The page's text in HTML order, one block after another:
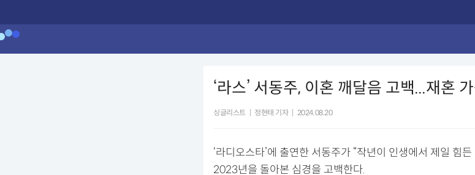
‘라스’ 서동주, 이혼 깨달음 고백...재혼
싱글리스트 정현태 기자 2024.08.20
‘라디오스타’에 출연한 서동주가 “작년이 인생에서 제일 힘
2023년을 돌아본 심경을 고백한다.